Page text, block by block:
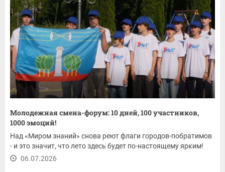
Молодежная смена-форум: 10 дней, 100 участников,
1000 эмоций!
Над «Миром знаний» снова реют флаги городов-побратимов
- и это значит, что лето здесь будет по-настоящему ярким!
06.07.2026